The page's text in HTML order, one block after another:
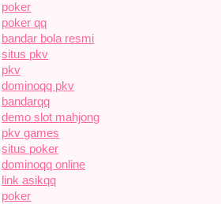
poker
poker qq
bandar bola resmi
situs pkv
pkv
dominoqq pkv
bandarqq
demo slot mahjong
pkv games
situs poker
dominoqq online
link asikqq
poker